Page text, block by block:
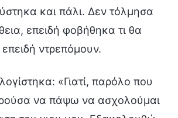
και πάλι. Δεν τόλμησα
επειδή φοβήθηκα τι θα
ντρεπόμουν.
«Γιατί, παρόλο που
να πάψω να ασχολούμαι